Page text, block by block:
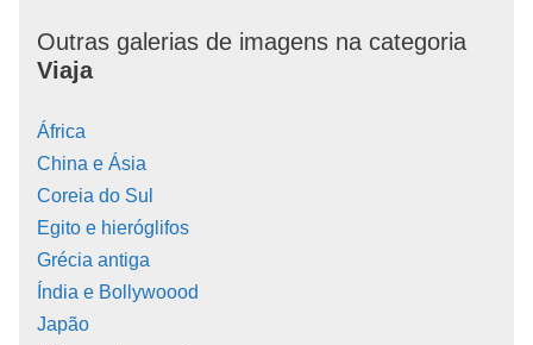
Outras galerias de imagens na categoria
Viaja
África
China e Ásia
Coreia do Sul
Egito e hieróglifos
Grécia antiga
Índia e Bollywoood
Japão